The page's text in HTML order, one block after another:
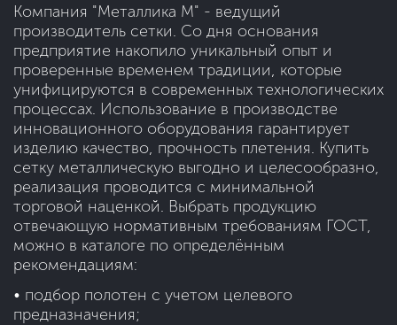
Компания "Металлика М" - ведущий
производитель сетки. Со дня основания
предприятие накопило уникальный опыт и
проверенные временем традиции, которые
унифицируются в современных технологических
процессах. Использование в производстве
инновационного оборудования гарантирует
изделию качество, прочность плетения. Купить
сетку металлическую выгодно и целесообразно,
реализация проводится с минимальной
торговой наценкой. Выбрать продукцию
отвечающую нормативным требованиям ГОСТ,
можно в каталоге по определённым
рекомендациям:
• подбор полотен с учетом целевого
предназначения;